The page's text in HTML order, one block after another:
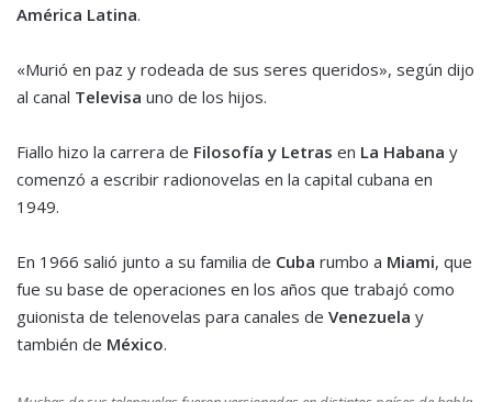
América Latina.
«Murió en paz y rodeada de sus seres queridos», según dijo
al canal Televisa uno de los hijos.
Fiallo hizo la carrera de Filosofía y Letras en La Habana y
comenzó a escribir radionovelas en la capital cubana en
1949.
En 1966 salió junto a su familia de Cuba rumbo a Miami, que
fue su base de operaciones en los años que trabajó como
guionista de telenovelas para canales de Venezuela y
también de México.